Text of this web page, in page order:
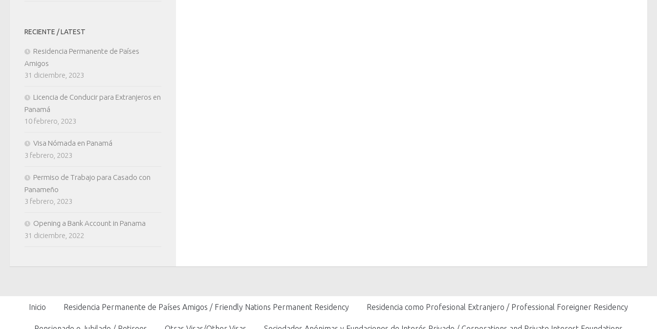
RECIENTE / LATEST
Residencia Permanente de Países
Amigos
31 diciembre, 2023
Licencia de Conducir para Extranjeros en
Panamá
10 febrero, 2023
Visa Nómada en Panamá
3 febrero, 2023
Permiso de Trabajo para Casado con
Panameño
3 febrero, 2023
Opening a Bank Account in Panama
31 diciembre, 2022
Inicio Residencia Permanente de Países Amigos / Friendly Nations Permanent Residency Residencia como Profesional Extranjero / Professional Foreigner Residency